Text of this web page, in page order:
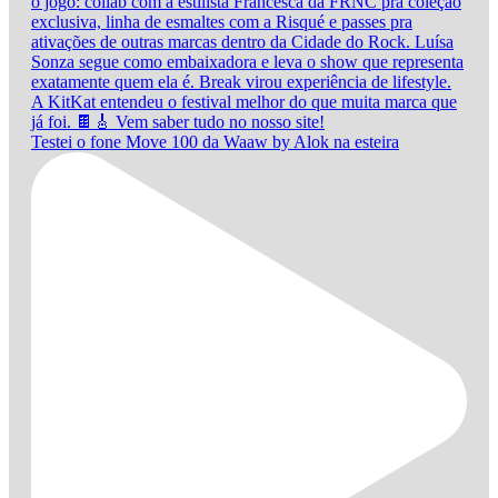
Testei o fone Move 100 da Waaw by Alok na esteira